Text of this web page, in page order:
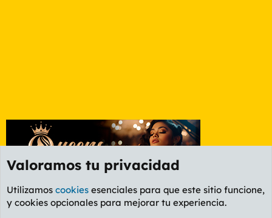
Foro Ocio y Cultura
Valoramos tu privacidad
Utilizamos cookies esenciales para que este sitio funcione,
y cookies opcionales para mejorar tu experiencia.